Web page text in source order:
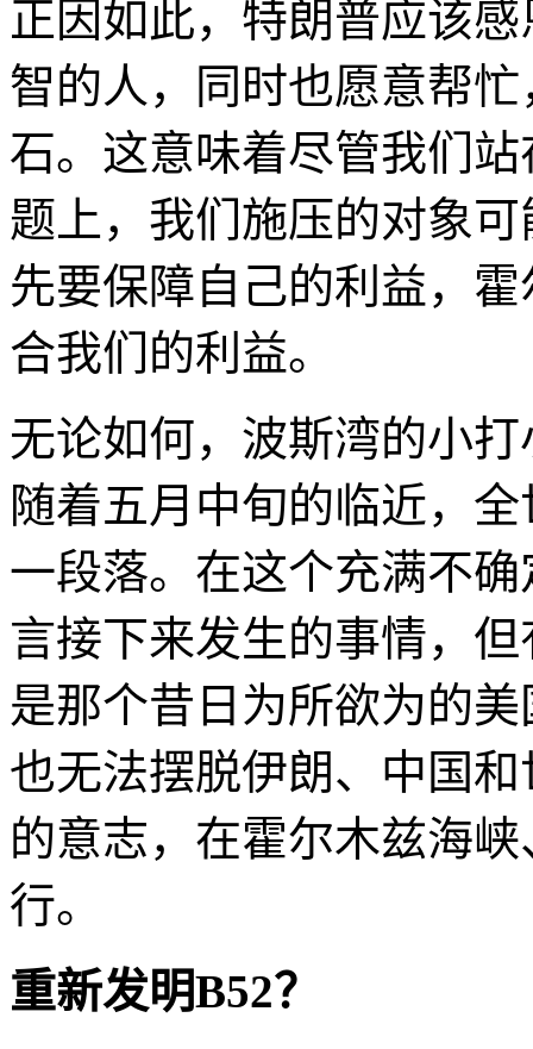
正因如此，特朗普应该
智的人，同时也愿意帮
石。这意味着尽管我们
题上，我们施压的对象
先要保障自己的利益，
合我们的利益。
无论如何，波斯湾的小
随着五月中旬的临近，
一段落。在这个充满不
言接下来发生的事情，
是那个昔日为所欲为的
也无法摆脱伊朗、中国
的意志，在霍尔木兹海
行。
重新发明B52？